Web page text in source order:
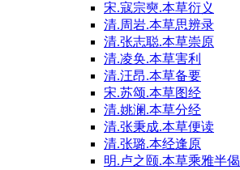
宋.寇宗奭.本草衍义
清.周岩.本草思辨录
清.张志聪.本草崇原
清.凌奂.本草害利
清.汪昂.本草备要
宋.苏颂.本草图经
清.姚澜.本草分经
清.张秉成.本草便读
清.张璐.本经逢原
明.卢之颐.本草乘雅半偈